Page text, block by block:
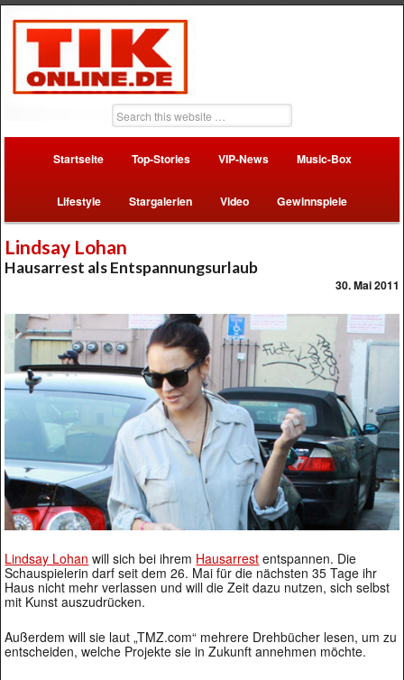
Startseite Top-Stories VIP-News Music-Box
Lifestyle Stargalerien Video Gewinnspiele
Lindsay Lohan
Hausarrest als Entspannungsurlaub
30. Mai 2011
Lindsay Lohan will sich bei ihrem Hausarrest entspannen. Die
Schauspielerin darf seit dem 26. Mai für die nächsten 35 Tage ihr
Haus nicht mehr verlassen und will die Zeit dazu nutzen, sich selbst
mit Kunst auszudrücken.
Außerdem will sie laut „TMZ.com“ mehrere Drehbücher lesen, um zu
entscheiden, welche Projekte sie in Zukunft annehmen möchte.